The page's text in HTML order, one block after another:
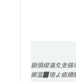
鎻愪緵瀹夊叏鍚
鏉冨▉璁よ瘉鐨